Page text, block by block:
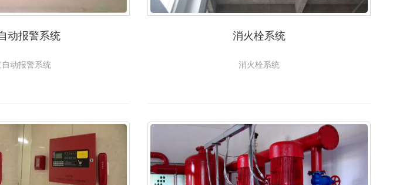
动报警系统
自动报警系统
消火栓系统
消火栓系统